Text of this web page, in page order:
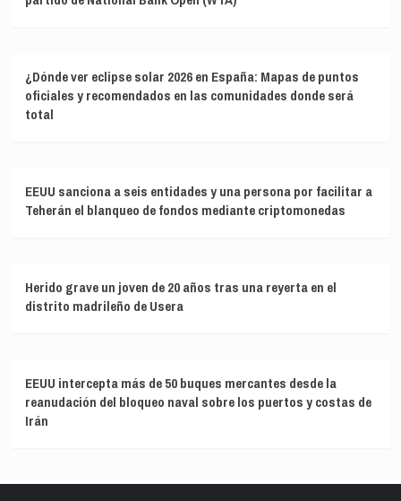
¿Dónde ver eclipse solar 2026 en España: Mapas de puntos
oficiales y recomendados en las comunidades donde será
total
EEUU sanciona a seis entidades y una persona por facilitar a
Teherán el blanqueo de fondos mediante criptomonedas
Herido grave un joven de 20 años tras una reyerta en el
distrito madrileño de Usera
EEUU intercepta más de 50 buques mercantes desde la
reanudación del bloqueo naval sobre los puertos y costas de
Irán